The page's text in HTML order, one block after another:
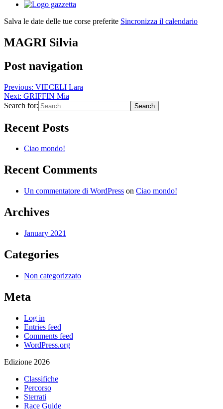
Salva le date delle tue corse preferite Sincronizza il calendario
MAGRI Silvia
Post navigation
Previous: VIECELI Lara
Next: GRIFFIN Mia
Search for:
Recent Posts
Ciao mondo!
Recent Comments
Un commentatore di WordPress on Ciao mondo!
Archives
January 2021
Categories
Non categorizzato
Meta
Log in
Entries feed
Comments feed
WordPress.org
Edizione 2026
Classifiche
Percorso
Sterrati
Race Guide